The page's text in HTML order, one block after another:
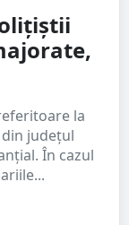
la
județul
În cazul